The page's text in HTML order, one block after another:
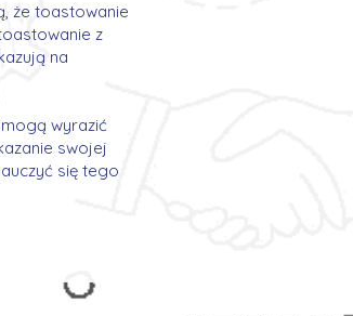
że toastowanie
z
na
wyrazić
swojej
się tego